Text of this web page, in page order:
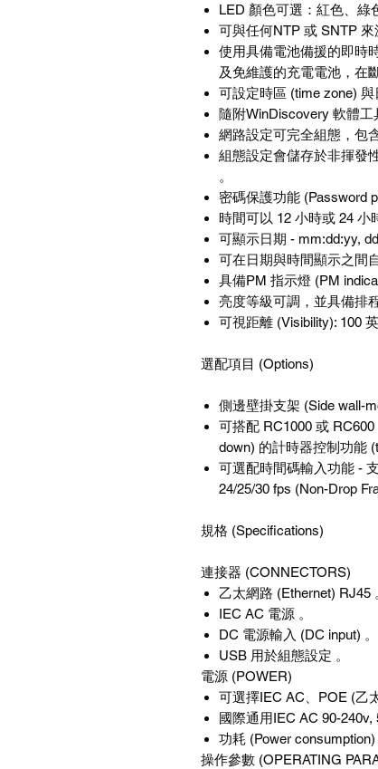
LED 顏色可選：紅色、綠
可與任何NTP 或 SNTP 來
使用具備電池備援的即時
及免維護的充電電池，在
可設定時區 (time zone) 與
隨附WinDiscovery 軟體工
網路設定可完全組態，包
組態設定會儲存於非揮發
。
密碼保護功能 (Password
時間可以 12 小時或 24 小
可顯示日期 - mm:dd:yy,
可在日期與時間顯示之間
具備PM 指示燈 (PM
亮度等級可調，並具備排
可視距離 (Visibility): 100
選配項目 (Options)
側邊壁掛支架 (Side wall-
可搭配 RC1000 或
down) 的計時器控制功能
可選配時間碼輸入功能 -
24/25/30 fps (Non-Drop
規格 (Specifications)
連接器 (CONNECTORS)
乙太網路 (Ethernet) RJ45
IEC AC 電源 。
DC 電源輸入 (DC input) 。
USB 用於組態設定 。
電源 (POWER)
可選擇IEC AC、POE (乙
國際通用IEC AC 90-240v,
功耗 (Power consumption)
操作參數 (OPERATING